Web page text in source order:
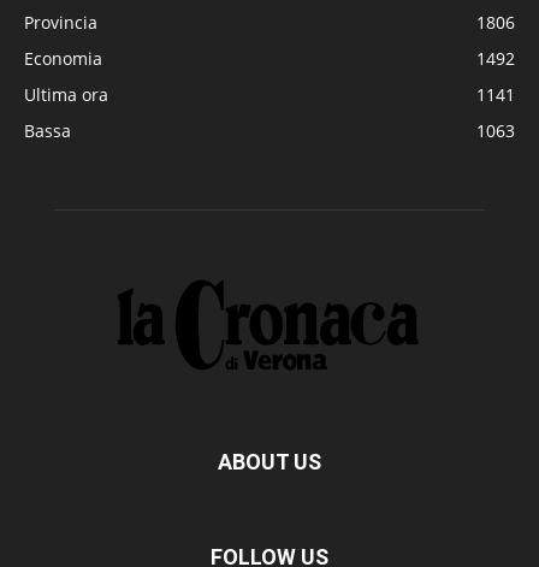
Provincia
1806
Economia
1492
Ultima ora
1141
Bassa
1063
ABOUT US
FOLLOW US